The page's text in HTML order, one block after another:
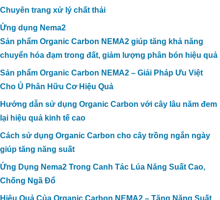
Chuyên trang xử lý chất thải
Ứng dụng Nema2
Sản phẩm Organic Carbon NEMA2 giúp tăng khả năng
chuyển hóa đạm trong đất, giảm lượng phân bón hiệu quả
Sản phẩm Organic Carbon NEMA2 – Giải Pháp Ưu Việt
Cho Ủ Phân Hữu Cơ Hiệu Quả
Hướng dẫn sử dụng Organic Carbon với cây lâu năm đem
lại hiệu quả kinh tế cao
Cách sử dụng Organic Carbon cho cây trồng ngắn ngày
giúp tăng năng suất
Ứng Dụng Nema2 Trong Canh Tác Lúa Năng Suất Cao,
Chống Ngã Đổ
Hiệu Quả Của Organic Carbon NEMA2 – Tăng Năng Suất